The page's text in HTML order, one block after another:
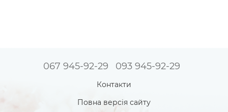
067 945-92-29 093 945-92-29
Контакти
Повна версія сайту